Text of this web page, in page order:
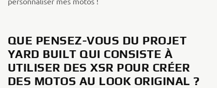
QUE PENSEZ-VOUS DU PROJET
YARD BUILT QUI CONSISTE À
UTILISER DES XSR POUR CRÉER
DES MOTOS AU LOOK ORIGINAL ?